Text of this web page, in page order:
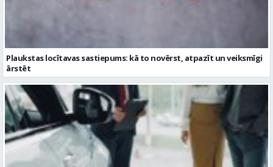
Plaukstas locītavas sastiepums: kā to novērst, atpazīt un veiksmīgi
ārstēt